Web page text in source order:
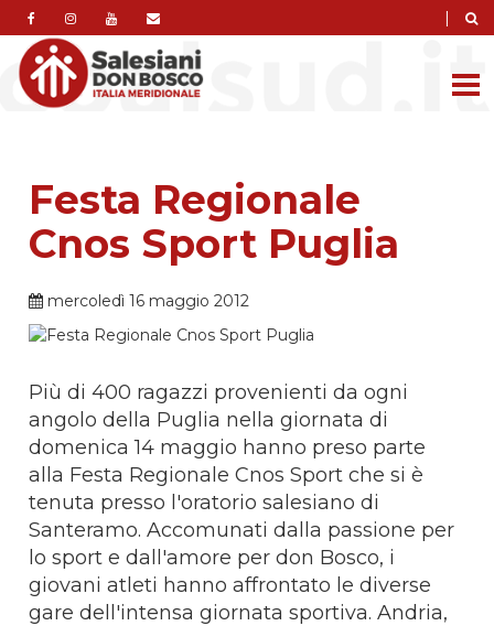
|
Festa Regionale
Cnos Sport Puglia
mercoledì 16 maggio 2012
Più di 400 ragazzi provenienti da ogni
angolo della Puglia nella giornata di
domenica 14 maggio hanno preso parte
alla Festa Regionale Cnos Sport che si è
tenuta presso l'oratorio salesiano di
Santeramo. Accomunati dalla passione per
lo sport e dall'amore per don Bosco, i
giovani atleti hanno affrontato le diverse
gare dell'intensa giornata sportiva. Andria,